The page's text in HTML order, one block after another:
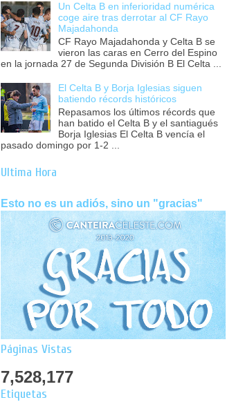
Un Celta B en inferioridad numérica
coge aire tras derrotar al CF Rayo
Majadahonda
CF Rayo Majadahonda y Celta B se
vieron las caras en Cerro del Espino
en la jornada 27 de Segunda División B El Celta ...
El Celta B y Borja Iglesias siguen
batiendo récords históricos
Repasamos los últimos récords que
han batido el Celta B y el santiagués
Borja Iglesias El Celta B vencía el
pasado domingo por 1-2 ...
Última Hora
Esto no es un adiós, sino un "gracias"
Páginas Vistas
7,528,177
Etiquetas